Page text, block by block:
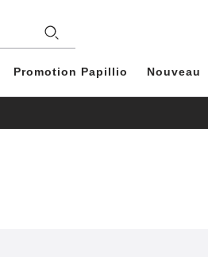
Promotion Papillio Nouveau